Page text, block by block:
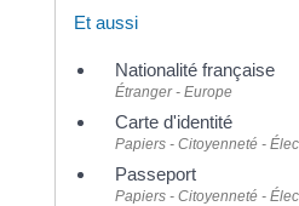
Et aussi
Nationalité française
Étranger - Europe
Carte d'identité
Papiers - Citoyenneté -
Passeport
Papiers - Citoyenneté -